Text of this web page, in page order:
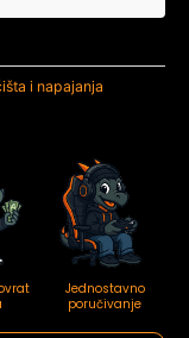
i napajanja
Jednostavno
poručivanje